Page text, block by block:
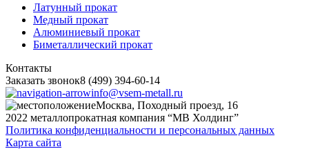
Латунный прокат
Медный прокат
Алюминиевый прокат
Биметаллический прокат
Контакты
Заказать звонок8 (499) 394-60-14
info@vsem-metall.ru
Москва, Походный проезд, 16
2022 металлопрокатная компания “MB Холдинг”
Политика конфиденциальности и персональных данных
Карта сайта